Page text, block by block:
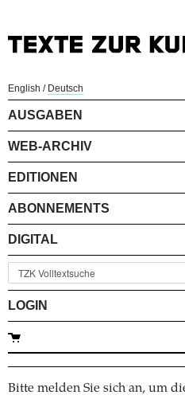
English / Deutsch
AUSGABEN
WEB-ARCHIV
EDITIONEN
ABONNEMENTS
DIGITAL
LOGIN
Bitte melden Sie sich an, um